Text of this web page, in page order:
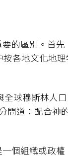
的區別。首
各地文化地
球穆斯林人
問道：配合
個組織或政